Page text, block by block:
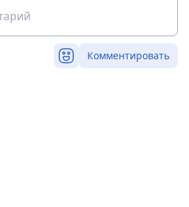
Комментировать